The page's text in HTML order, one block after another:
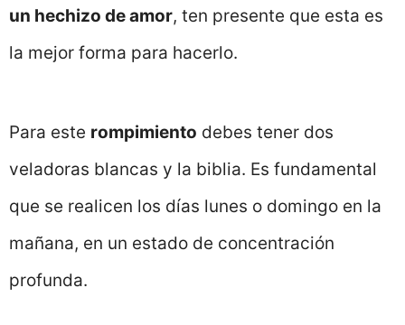
un hechizo de amor, ten presente que esta es
la mejor forma para hacerlo.
Para este rompimiento debes tener dos
veladoras blancas y la biblia. Es fundamental
que se realicen los días lunes o domingo en la
mañana, en un estado de concentración
profunda.